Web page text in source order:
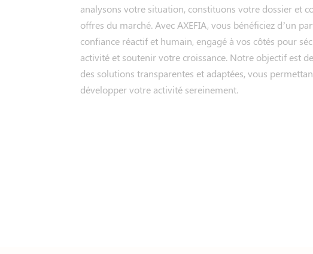
analysons votre situation, constituons votre dossier et
offres du marché. Avec AXEFIA, vous bénéficiez d’un
confiance réactif et humain, engagé à vos côtés pour
activité et soutenir votre croissance. Notre objectif est
des solutions transparentes et adaptées, vous
développer votre activité sereinement.